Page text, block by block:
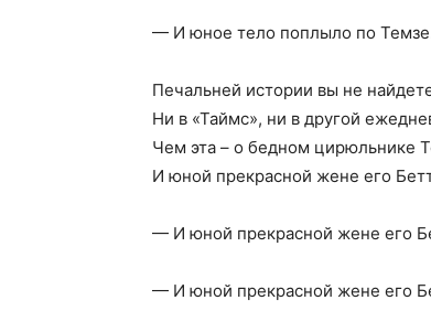
— И юное тело поплыло по
Печальней истории вы не
Ни в «Таймс», ни в другой
Чем эта – о бедном цирюльнике
И юной прекрасной жене его
— И юной прекрасной жене его
— И юной прекрасной жене его